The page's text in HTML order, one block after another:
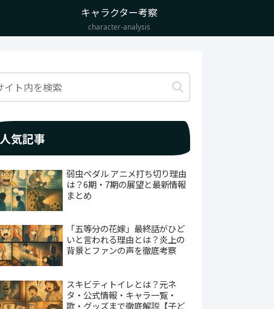
キャラクター考察
character-analysis
人気記事
弱虫ペダル アニメ打ち切り理由
は？6期・7期の展望と最新情報
まとめ
「五等分の花嫁」最終話がひど
いと言われる理由とは？炎上の
背景とファンの声を徹底考察
スキビティトイレとは？元ネ
タ・公式情報・キャラ一覧・
歌・グッズまで徹底解説【子ど